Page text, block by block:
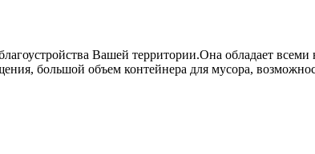
Вашей территории.Она обладает
большой объем контейнера для мусора,